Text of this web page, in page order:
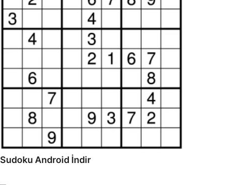
Sudoku Android İndir